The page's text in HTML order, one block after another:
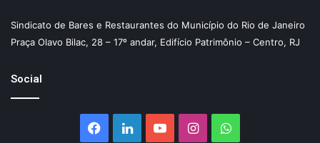
Sindicato de Bares e Restaurantes do Município do Rio de Janeiro
Praça Olavo Bilac, 28 – 17º andar, Edifício Patrimônio – Centro, RJ
Social
Facebook
LinkedinYouTubeInstagramWhatsApp